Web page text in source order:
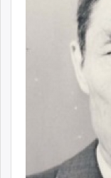
Livetv.mn
today.mn